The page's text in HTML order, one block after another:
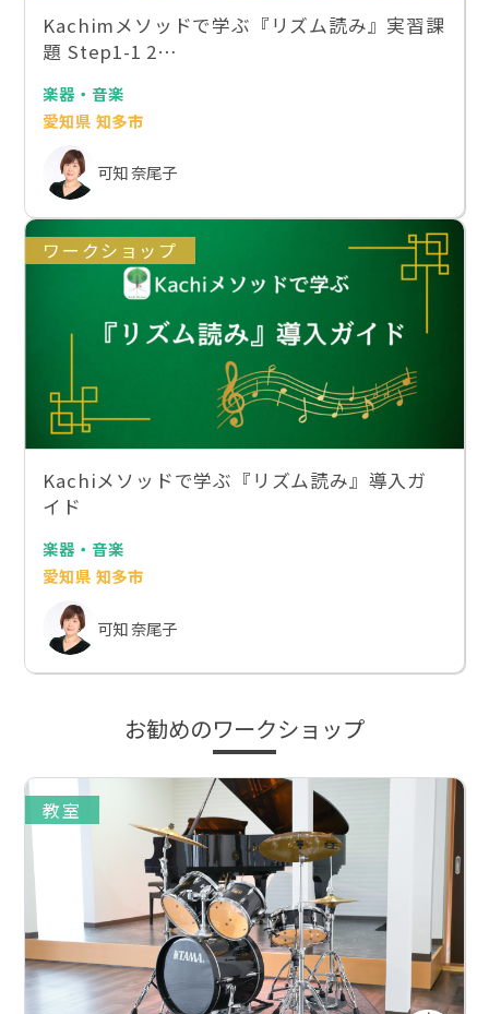
Kachimメソッドで学ぶ『リズム読み』実習課
題 Step1-1 2…
楽器・音楽
愛知県 知多市
可知 奈尾子
ワークショップ
Kachiメソッドで学ぶ『リズム読み』導入ガ
イド
楽器・音楽
愛知県 知多市
可知 奈尾子
お勧めのワークショップ
教室